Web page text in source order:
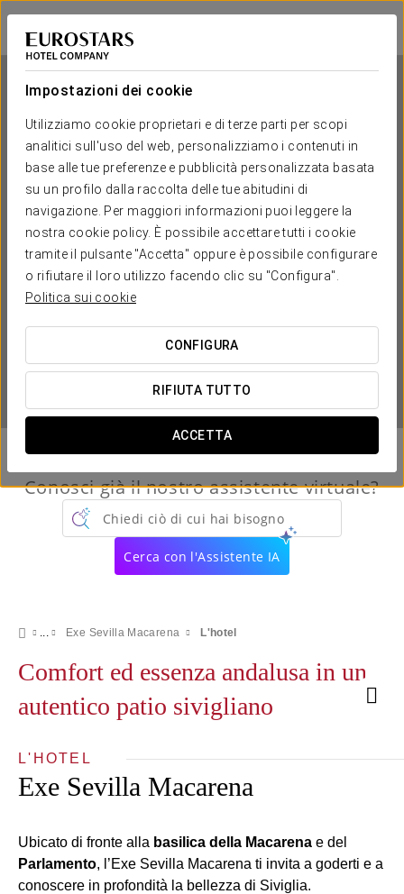
Impostazioni dei cookie
Utilizziamo cookie proprietari e di terze parti per scopi
analitici sull'uso del web, personalizziamo i contenuti in
base alle tue preferenze e pubblicità personalizzata basata
su un profilo dalla raccolta delle tue abitudini di
navigazione. Per maggiori informazioni puoi leggere la
nostra cookie policy. È possibile accettare tutti i cookie
tramite il pulsante "Accetta" oppure è possibile configurare
o rifiutare il loro utilizzo facendo clic su "Configura".
Politica sui cookie
CONFIGURA
RIFIUTA TUTTO
ACCETTA
Exe Sevilla Macarena
SIVIGLIA
Exe Sevilla Macarena
SIVIGLIA
QUANDO VUOI ANDARE?
Conosci già il nostro assistente virtuale?
Chiedi ciò di cui hai bisogno
Cerca con l'Assistente IA
Exe Sevilla Macarena L'hotel
Comfort ed essenza andalusa in un
autentico patio sivigliano
L'HOTEL
Exe Sevilla Macarena
Ubicato di fronte alla basilica della Macarena e del
Parlamento, l’Exe Sevilla Macarena ti invita a goderti e a
conoscere in profondità la bellezza di Siviglia.